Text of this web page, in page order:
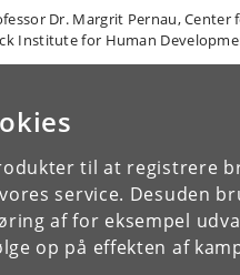
til at registrere
service. Desuden
af for eksempel
op på effekten af
Dr. Margrit Pernau,
Institute for Human